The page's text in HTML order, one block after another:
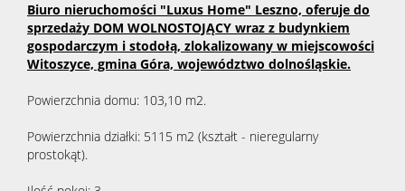
Biuro nieruchomości "Luxus Home" Leszno, oferuje do
sprzedaży DOM WOLNOSTOJĄCY wraz z budynkiem
gospodarczym i stodołą, zlokalizowany w miejscowości
Witoszyce, gmina Góra, województwo dolnośląskie.
Powierzchnia domu: 103,10 m2.
Powierzchnia działki: 5115 m2 (kształt - nieregularny
prostokąt).